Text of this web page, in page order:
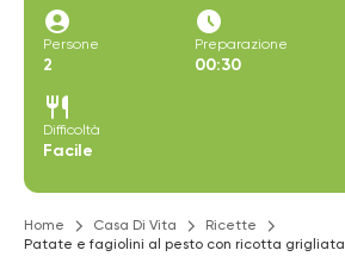
account_circle
Persone
2
access_time_filled
Preparazione
00:30
restaurant
Difficoltà
Facile
Home Casa Di Vita
Ricette
Patate e fagiolini al pesto con ricotta grigliata